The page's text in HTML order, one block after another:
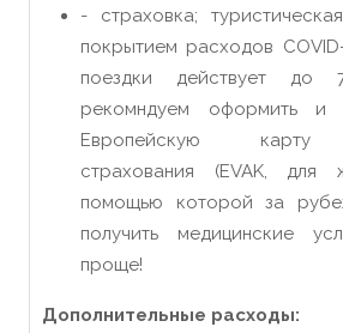
- страховка;
покрытием расходов
поездки действует до
рекомндуем оформить и
Европейскую карту
страхования (EVAK,
помощью которой за
получить медицинские
проще!
Дополнительные расходы: